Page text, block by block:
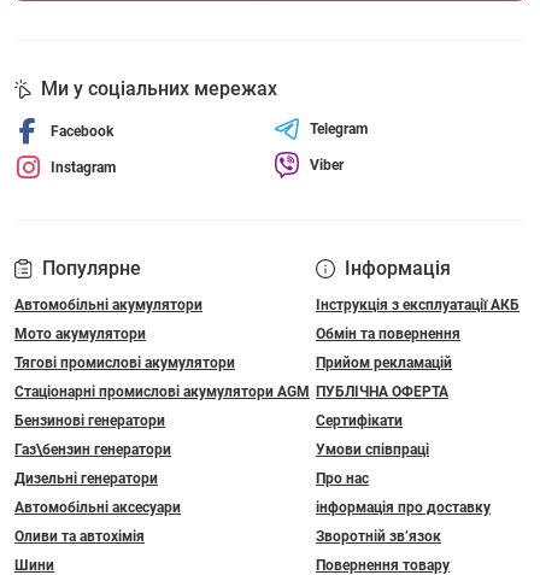
Популярне
Автомобільні акумулятори
Мото акумулятори
Тягові промислові акумулятори
Стаціонарні промислові акумулятори АGM
Бензинові генератори
Газ\бензин генератори
Дизельні генератори
Автомобільні аксесуари
Оливи та автохімія
Шини
Інформація
Інструкція з експлуатації АКБ
Обмін та повернення
Прийом рекламацій
ПУБЛІЧНА ОФЕРТА
Сертифікати
Умови співпраці
Про нас
інформація про доставку
Зворотній зв’язок
Повернення товару
Ми у соціальних мережах
Facebook
Instagram
Telegram
Viber